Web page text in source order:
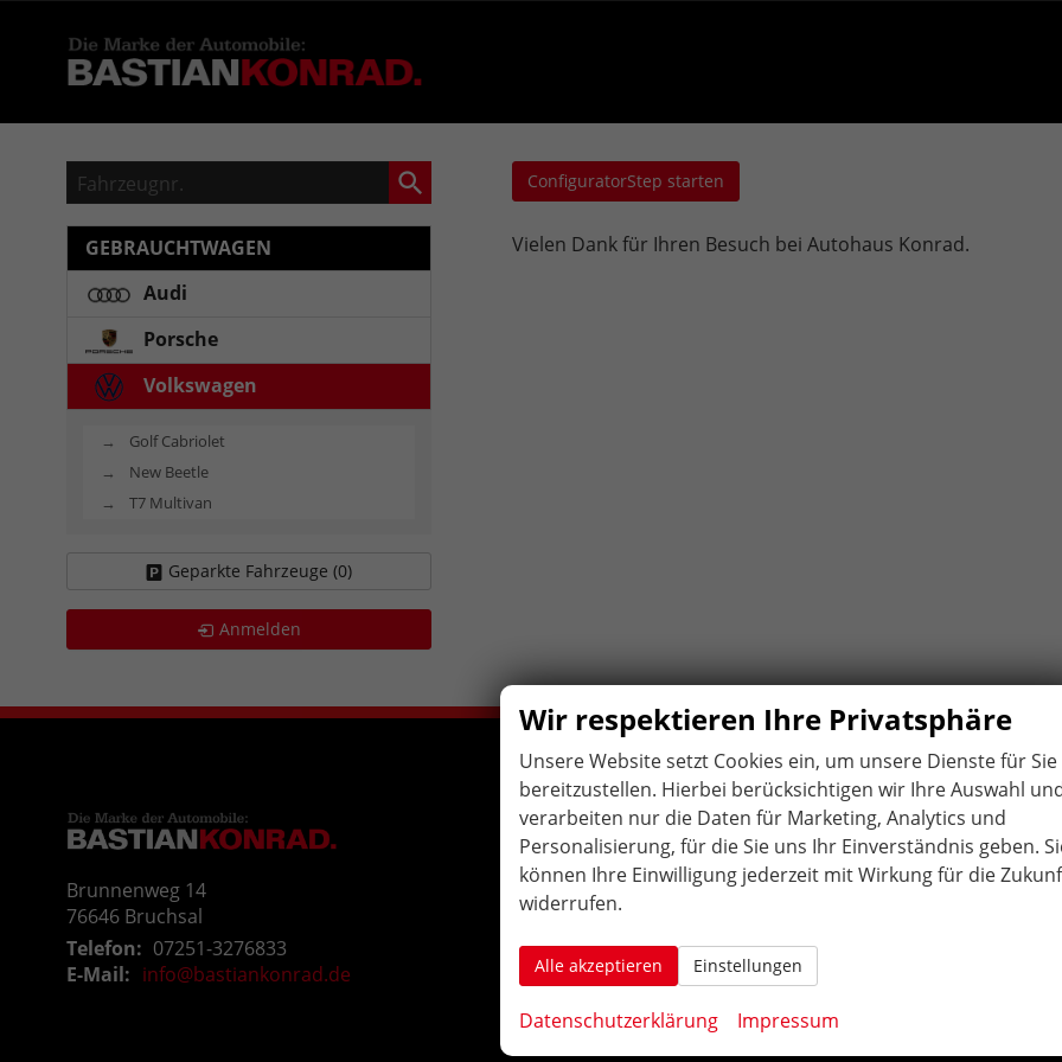
ConfiguratorStep starten
Vielen Dank für Ihren Besuch bei Autohaus Konrad.
Fahrzeugnr.
GEBRAUCHTWAGEN
Audi
Porsche
Volkswagen
Golf Cabriolet
New Beetle
T7 Multivan
Geparkte Fahrzeuge (0)
Anmelden
Brunnenweg 14
76646 Bruchsal
Telefon: 07251-3276833
E-Mail: info@bastiankonrad.de
ÖFFNUNGSZEITEN.
Montag bis Freitag:
10:00 Uhr-12:00 Uhr / 14:00 Uhr-18:00 Uhr
Weitere Termine nach Vereinbarung:
AAutohaus Konrad in Bruchsal. Ihr Partner für EU-Neuwagen, Reimport Fahrzeuge,
gepflegten Gebrauchtwagen in der Region und dem Umland, Karlsruhe, Durlach,
Wir respektieren Ihre Privatsphäre
Unsere Website setzt Cookies ein, um unsere Dienste für Sie
bereitzustellen. Hierbei berücksichtigen wir Ihre Auswahl
verarbeiten nur die Daten für Marketing, Analytics und
Personalisierung, für die Sie uns Ihr Einverständnis geben.
können Ihre Einwilligung jederzeit mit Wirkung für die
widerrufen.
Alle akzeptieren Einstellungen
Datenschutzerklärung Impressum